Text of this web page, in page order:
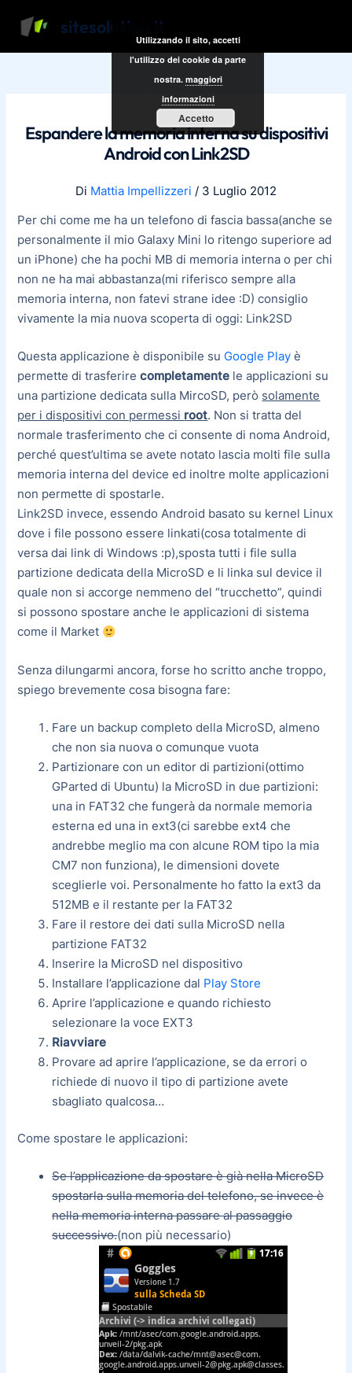
sitesolution.it
Espandere la memoria interna su dispositivi
Android con Link2SD
Di Mattia Impellizzeri / 3 Luglio 2012
Per chi come me ha un telefono di fascia bassa(anche se
personalmente il mio Galaxy Mini lo ritengo superiore ad
un iPhone) che ha pochi MB di memoria interna o per chi
non ne ha mai abbastanza(mi riferisco sempre alla
memoria interna, non fatevi strane idee :D) consiglio
vivamente la mia nuova scoperta di oggi: Link2SD
Questa applicazione è disponibile su Google Play è
permette di trasferirecompletamente le applicazioni su
una partizione dedicata sulla MircoSD, però solamente
per i dispositivi con permessi root. Non si tratta del
normale trasferimento che ci consente di noma Android,
perché quest’ultima se avete notato lascia molti file sulla
memoria interna del device ed inoltre molte applicazioni
non permette di spostarle.
Link2SD invece, essendo Android basato su kernel Linux
dove i file possono essere linkati(cosa totalmente di
versa dai link di Windows :p),sposta tutti i file sulla
partizione dedicata della MicroSD e li linka sul device il
quale non si accorge nemmeno del “trucchetto”, quindi
si possono spostare anche le applicazioni di sistema
come il Market
Senza dilungarmi ancora, forse ho scritto anche troppo,
spiego brevemente cosa bisogna fare:
Fare un backup completo della MicroSD, almeno
che non sia nuova o comunque vuota
Partizionare con un editor di partizioni(ottimo
GParted di Ubuntu) la MicroSD in due partizioni:
una in FAT32 che fungerà da normale memoria
esterna ed una in ext3(ci sarebbe ext4 che
andrebbe meglio ma con alcune ROM tipo la mia
CM7 non funziona), le dimensioni dovete
sceglierle voi. Personalmente ho fatto la ext3 da
512MB e il restante per la FAT32
Fare il restore dei dati sulla MicroSD nella
partizione FAT32
Inserire la MicroSD nel dispositivo
Installare l’applicazione dal Play Store
Aprire l’applicazione e quando richiesto
selezionare la voce EXT3
Riavviare
Provare ad aprire l’applicazione, se da errori o
richiede di nuovo il tipo di partizione avete
sbagliato qualcosa…
Come spostare le applicazioni:
Se l’applicazione da spostare è già nella MicroSD
spostarla sulla memoria del telefono, se invece è
nella memoria interna passare al passaggio
successivo.(non più necessario)
articoli
Utilizzando il sito, accetti
l'utilizzo dei cookie da parte
nostra. maggiori
informazioni
Accetto